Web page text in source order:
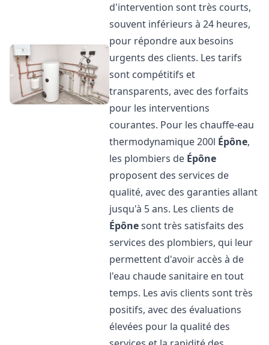
d'intervention sont très courts,
souvent inférieurs à 24 heures,
pour répondre aux besoins
urgents des clients. Les tarifs
sont compétitifs et
transparents, avec des forfaits
pour les interventions
courantes. Pour les chauffe-eau
thermodynamique 200l Épône,
les plombiers de Épône
proposent des services de
qualité, avec des garanties allant
jusqu'à 5 ans. Les clients de
Épônesont très satisfaits des
services des plombiers, qui leur
permettent d'avoir accès à de
l'eau chaude sanitaire en tout
temps. Les avis clients sont très
positifs, avec des évaluations
élevées pour la qualité des